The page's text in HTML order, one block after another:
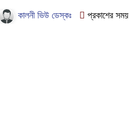
কালনী ভিউ ডেস্কঃ প্রকাশের